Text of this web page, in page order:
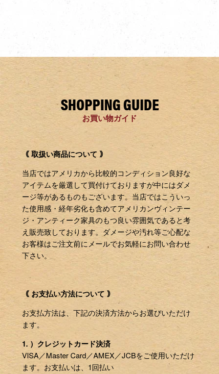
SHOPPING GUIDE
お買い物ガイド
｟ 取扱い商品について ｠
当店ではアメリカから比較的コンディション良好な
アイテムを厳選して買付けておりますが中にはダメ
ージ等があるものもございます。当店ではこういっ
た使用感・経年劣化も含めてアメリカンヴィンテー
ジ・アンティーク家具のもつ良い雰囲気であると考
え販売致しております。ダメージや汚れ等ご心配な
お客様はご注文前にメールでお気軽にお問い合わせ
下さい。
｟ お支払い方法について ｠
お支払方法は、下記の決済方法からお選びいただけ
ます。
1. ）クレジットカード決済
VISA／Master Card／AMEX／JCBをご使用いただけ
ます。お支払いは、1回払い